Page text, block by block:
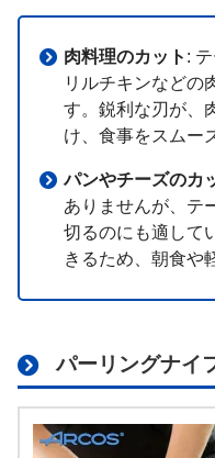
肉料理のカット :
リルチキンなどの
す。鋭利な刃が、
け、食事をスムー
パンやチーズのカ
ありませんが、テ
切るのにも適して
きるため、朝食や
パーリングナイ